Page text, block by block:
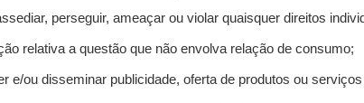
perseguir, ameaçar ou violar quaisquer direitos
relativa a questão que não envolva relação de consumo;
e/ou disseminar publicidade, oferta de produtos ou